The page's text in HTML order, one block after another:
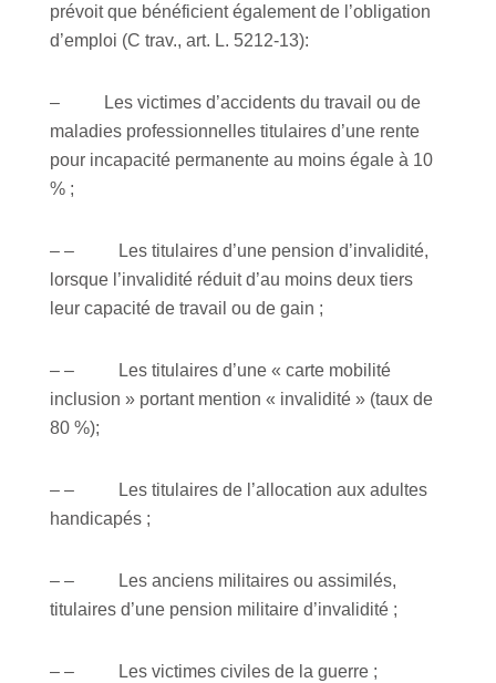
prévoit que bénéficient également de l’obligation
d’emploi (C trav., art. L. 5212-13):
– Les victimes d’accidents du travail ou de
maladies professionnelles titulaires d’une rente
pour incapacité permanente au moins égale à 10
% ;
– – Les titulaires d’une pension d’invalidité,
lorsque l’invalidité réduit d’au moins deux tiers
leur capacité de travail ou de gain ;
– – Les titulaires d’une « carte mobilité
inclusion » portant mention « invalidité » (taux de
80 %);
– – Les titulaires de l’allocation aux adultes
handicapés ;
– – Les anciens militaires ou assimilés,
titulaires d’une pension militaire d’invalidité ;
– – Les victimes civiles de la guerre ;